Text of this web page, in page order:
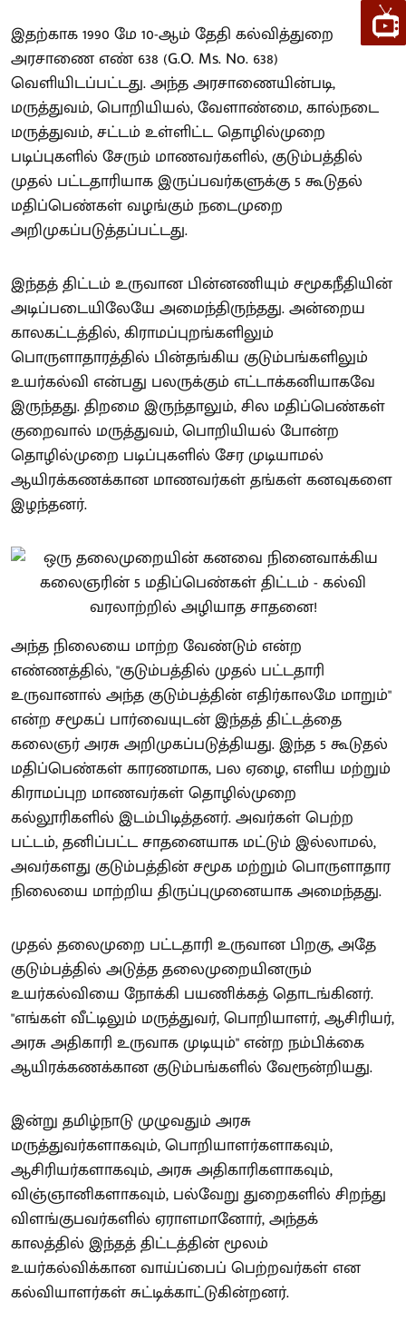
இதற்காக 1990 மே 10-ஆம் தேதி கல்வித்துறை
அரசாணை எண் 638 (G.O. Ms. No. 638)
வெளியிடப்பட்டது. அந்த அரசாணையின்படி,
மருத்துவம், பொறியியல், வேளாண்மை, கால்நடை
மருத்துவம், சட்டம் உள்ளிட்ட தொழில்முறை
படிப்புகளில் சேரும் மாணவர்களில், குடும்பத்தில்
முதல் பட்டதாரியாக இருப்பவர்களுக்கு 5 கூடுதல்
மதிப்பெண்கள் வழங்கும் நடைமுறை
அறிமுகப்படுத்தப்பட்டது.
இந்தத் திட்டம் உருவான பின்னணியும் சமூகநீதியின்
அடிப்படையிலேயே அமைந்திருந்தது. அன்றைய
காலகட்டத்தில், கிராமப்புறங்களிலும்
பொருளாதாரத்தில் பின்தங்கிய குடும்பங்களிலும்
உயர்கல்வி என்பது பலருக்கும் எட்டாக்கனியாகவே
இருந்தது. திறமை இருந்தாலும், சில மதிப்பெண்கள்
குறைவால் மருத்துவம், பொறியியல் போன்ற
தொழில்முறை படிப்புகளில் சேர முடியாமல்
ஆயிரக்கணக்கான மாணவர்கள் தங்கள் கனவுகளை
இழந்தனர்.
அந்த நிலையை மாற்ற வேண்டும் என்ற
எண்ணத்தில், "குடும்பத்தில் முதல் பட்டதாரி
உருவானால் அந்த குடும்பத்தின் எதிர்காலமே மாறும்"
என்ற சமூகப் பார்வையுடன் இந்தத் திட்டத்தை
கலைஞர் அரசு அறிமுகப்படுத்தியது. இந்த 5 கூடுதல்
மதிப்பெண்கள் காரணமாக, பல ஏழை, எளிய மற்றும்
கிராமப்புற மாணவர்கள் தொழில்முறை
கல்லூரிகளில் இடம்பிடித்தனர். அவர்கள் பெற்ற
பட்டம், தனிப்பட்ட சாதனையாக மட்டும் இல்லாமல்,
அவர்களது குடும்பத்தின் சமூக மற்றும் பொருளாதார
நிலையை மாற்றிய திருப்புமுனையாக அமைந்தது.
முதல் தலைமுறை பட்டதாரி உருவான பிறகு, அதே
குடும்பத்தில் அடுத்த தலைமுறையினரும்
உயர்கல்வியை நோக்கி பயணிக்கத் தொடங்கினர்.
"எங்கள் வீட்டிலும் மருத்துவர், பொறியாளர், ஆசிரியர்,
அரசு அதிகாரி உருவாக முடியும்" என்ற நம்பிக்கை
ஆயிரக்கணக்கான குடும்பங்களில் வேரூன்றியது.
இன்று தமிழ்நாடு முழுவதும் அரசு
மருத்துவர்களாகவும், பொறியாளர்களாகவும்,
ஆசிரியர்களாகவும், அரசு அதிகாரிகளாகவும்,
விஞ்ஞானிகளாகவும், பல்வேறு துறைகளில் சிறந்து
விளங்குபவர்களில் ஏராளமானோர், அந்தக்
காலத்தில் இந்தத் திட்டத்தின் மூலம்
உயர்கல்விக்கான வாய்ப்பைப் பெற்றவர்கள் என
கல்வியாளர்கள் சுட்டிக்காட்டுகின்றனர்.